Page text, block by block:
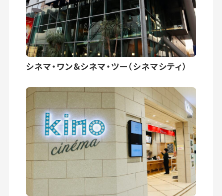
シネマ・ワン&シネマ・ツー（シネマシティ）